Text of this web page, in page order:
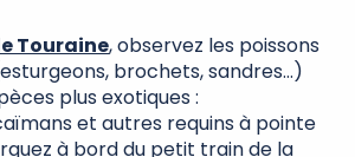
Touraine, observez les poissons
brochets, sandres…)
plus exotiques :
et autres requins à pointe
à bord du petit train de la